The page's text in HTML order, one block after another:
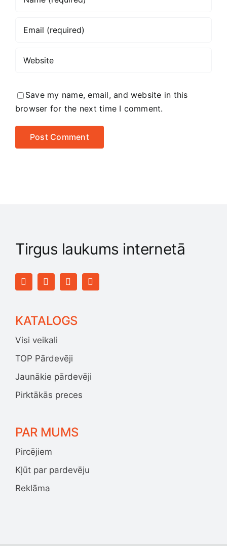
Save my name, email, and website in this
browser for the next time I comment.
Tirgus laukums internetā
KATALOGS
Visi veikali
TOP Pārdevēji
Jaunākie pārdevēji
Pirktākās preces
PAR MUMS
Pircējiem
Kļūt par pardevēju
Reklāma